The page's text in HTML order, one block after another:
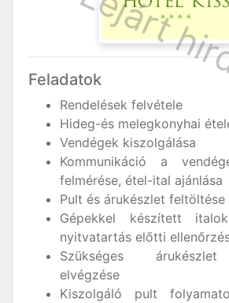
Feladatok
Rendelések felvétele
Hideg-és melegkonyhai
Vendégek kiszolgálása
Kommunikáció a
felmérése, étel-ital ajánlása
Pult és árukészlet feltöltése
Gépekkel készített
nyitvatartás előtti
Szükséges árukészlet
elvégzése
Kiszolgáló pult